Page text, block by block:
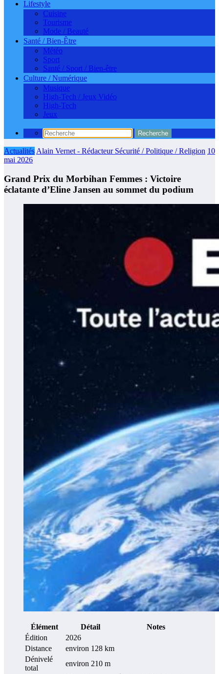
Lifestyle
Cuisine
Tourisme
Mode / Beauté
Santé / Bien-Être
Météo
Sport
Santé / Sport / Bien-être
Culture / Numérique
Musique
High-Tech / Jeux Vidéo
High-Tech
Jeux
Actualités Alain Vernet - Rédacteur Sécurité / Politique / Religion 10
mai 2026
Grand Prix du Morbihan Femmes : Victoire
éclatante d’Eline Jansen au sommet du podium
Élément Détail
Notes
Édition
2026
Distance
environ 128 km
Dénivelé
total
environ 210 m